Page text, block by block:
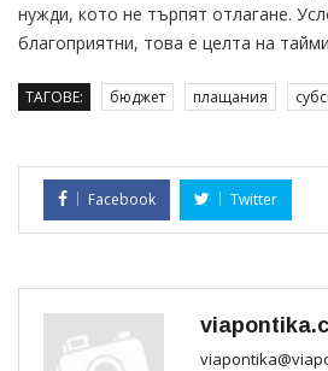
нужди, кото не търпят отлагане.
благоприятни, това е целта на
ТАГОВЕ: бюджет плащания
Facebook Twitter